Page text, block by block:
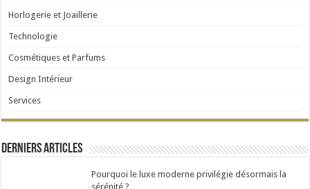
Horlogerie et Joaillerie
Technologie
Cosmétiques et Parfums
Design Intérieur
Services
Derniers articles
Pourquoi le luxe moderne privilégie désormais la
sérénité ?